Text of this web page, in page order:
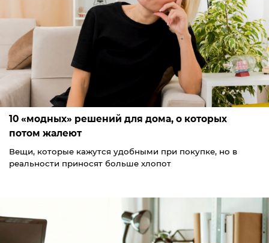
10 «модных» решений для дома, о которых
потом жалеют
Вещи, которые кажутся удобными при покупке, но в
реальности приносят больше хлопот